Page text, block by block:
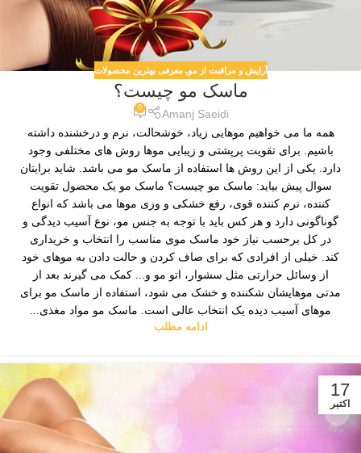
آرایش و مراقبت از مو,معرفی بهترین محصولات
ماسک مو چیست؟
Amanj Saeidi
0
همه ما می ­خواهیم موهایی زیاد، خوش­حالت، نرم و درخشنده داشته
باشیم. برای تقویت پرپشتی و زیبایی موها روش ­های مختلفی وجود
دارد. یکی از این­ روش ها استفاده از ماسک مو می ­باشد. شاید برایتان
سوال پیش بیاید: ماسک مو چیست؟ ماسک مو یک محصول تقویت
کننده، نرم کننده قوی، رفع خشکی و وزی موها می­ باشد که انواع
گوناگونی دارد و هر کس باید با توجه به جنس مو، نوع آسیب ­دیدگی و
در کل برحسب نیاز خود ماسک موی مناسب را انتخاب و خریداری
کند. خیلی از افرادی که برای صاف کردن و حالت دادن به موهای خود
از وسائل حرارتی مثل سشوار، اتو مو و... کمک می­ گیرند بعد از
مدتی موهای­شان شکننده و خشک می­ شود، استفاده از ماسک مو برای
موهای آسیب دیده یک انتخاب عالی است. ماسک مو مواد مغذی...
ادامه مطلب
17
اکتبر